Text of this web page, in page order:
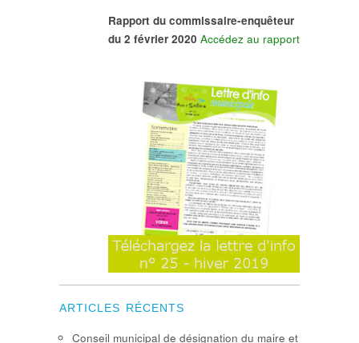
Rapport du commissaire-enquêteur
du 2 février 2020 Accédez au rapport
ARTICLES RÉCENTS
Conseil municipal de désignation du maire et